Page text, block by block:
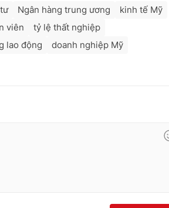
Ngân hàng trung ương
kinh tế Mỹ
viên
tỷ lệ thất nghiệp
lao động
doanh nghiệp Mỹ